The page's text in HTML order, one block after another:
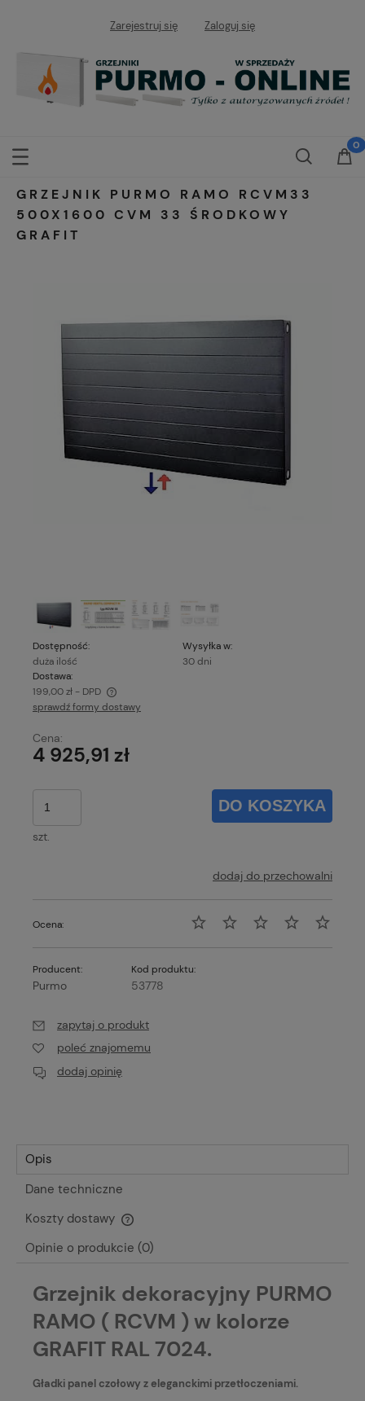
Zarejestruj się Zaloguj się
GRZEJNIK PURMO RAMO RCVM33
500X1600 CVM 33 ŚRODKOWY
GRAFIT
Dostępność:
duża ilość
Wysyłka w:
30 dni
Dostawa:
199,00 zł - DPD
Cena nie zawiera ewentualnych kosztów płatności
sprawdź formy dostawy
Cena:
4 925,91 zł
szt.
DO KOSZYKA
dodaj do przechowalni
Ocena:
Producent:
Purmo
Kod produktu:
53778
zapytaj o produkt
poleć znajomemu
dodaj opinię
Opis
Dane techniczne
Koszty dostawy
Cena nie zawiera ewentualnych kosztów płatności
Opinie o produkcie (0)
Grzejnik dekoracyjny PURMO
RAMO ( RCVM ) w kolorze
GRAFIT RAL 7024.
Gładki panel czołowy z eleganckimi przetłoczeniami.